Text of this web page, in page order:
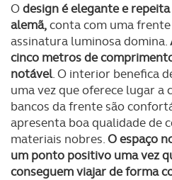
Odesign é elegante e
alemã,conta com uma
assinatura luminosa domina.
cinco metros de
notável. O interior benefica
uma vez que oferece lugar a
bancos da frente são
apresenta boa qualidade de
materiais nobres.O espaço
um ponto positivo uma vez
conseguem viajar de forma